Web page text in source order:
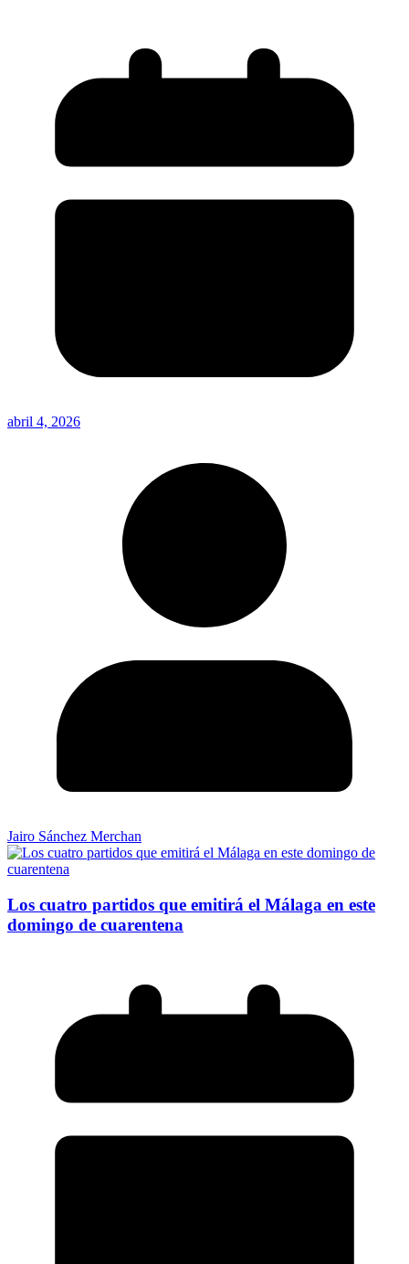
abril 4, 2026
Jairo Sánchez Merchan
Los cuatro partidos que emitirá el Málaga en este
domingo de cuarentena